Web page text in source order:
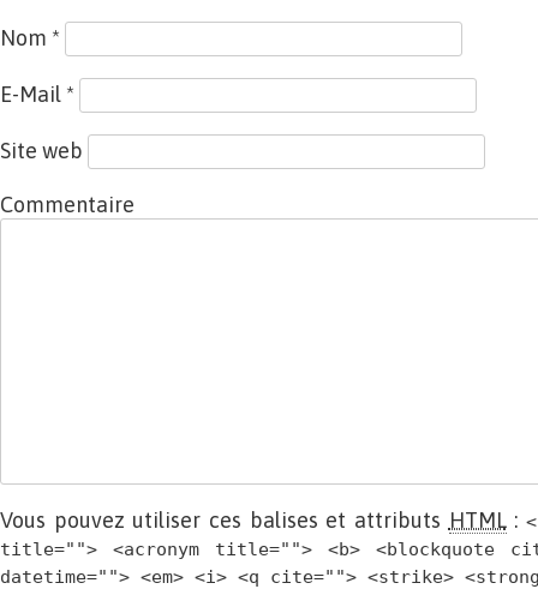
Nom *
E-Mail *
Site web
Commentaire
Vous pouvez utiliser ces balises et attributs HTML:
title=""> <acronym title=""> <b> <blockquote
datetime=""> <em> <i> <q cite=""> <strike>